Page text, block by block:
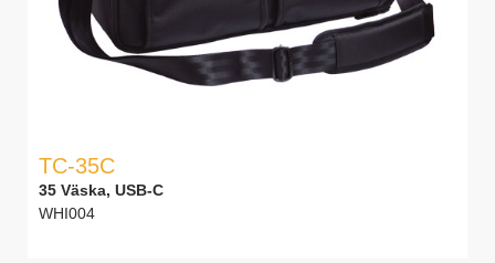
TC-35C
35 Väska, USB-C
WHI004